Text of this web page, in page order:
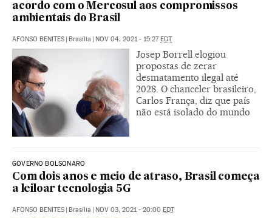
acordo com o Mercosul aos compromissos
ambientais do Brasil
AFONSO BENITES | Brasília | NOV 04, 2021 - 15:27EDT
Josep Borrell elogiou
propostas de zerar
desmatamento ilegal até
2028. O chanceler brasileiro,
Carlos França, diz que país
não está isolado do mundo
GOVERNO BOLSONARO
Com dois anos e meio de atraso, Brasil começa
a leiloar tecnologia 5G
AFONSO BENITES | Brasília | NOV 03, 2021 - 20:00 EDT